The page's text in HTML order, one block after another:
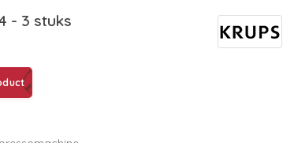
- 3 stuks